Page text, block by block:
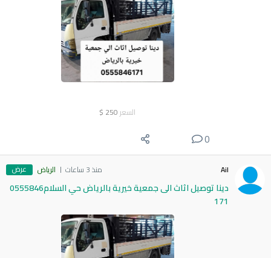
السعر 250
$
0
Ail منذ 3 ساعات الرياض عرض
دينا توصيل اثاث الى جمعية خيرية بالرياض حي السلام0555846
171